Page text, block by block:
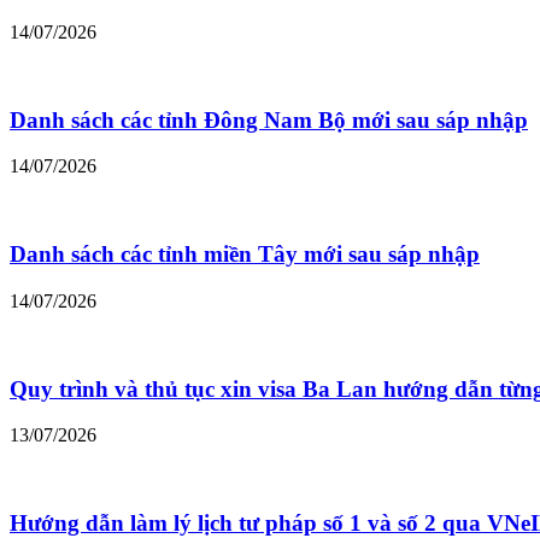
14/07/2026
Danh sách các tỉnh Đông Nam Bộ mới sau sáp nhập
14/07/2026
Danh sách các tỉnh miền Tây mới sau sáp nhập
14/07/2026
Quy trình và thủ tục xin visa Ba Lan hướng dẫn
13/07/2026
Hướng dẫn làm lý lịch tư pháp số 1 và số 2 qua